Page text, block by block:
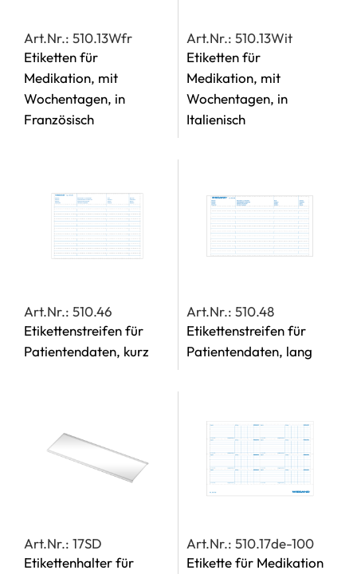
Art.Nr.: 510.13Wfr
Etiketten für
Medikation, mit
Wochentagen, in
Französisch
Art.Nr.: 510.13Wit
Etiketten für
Medikation, mit
Wochentagen, in
Italienisch
Art.Nr.: 510.46
Etikettenstreifen für
Patientendaten, kurz
Art.Nr.: 510.48
Etikettenstreifen für
Patientendaten, lang
Art.Nr.: 17SD
Etikettenhalter für
Art.Nr.: 510.17de-100
Etikette für Medikation